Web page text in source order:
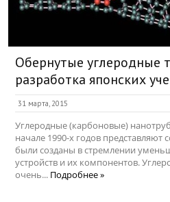
Обернутые углеродные
разработка японских
31 марта, 2015
Углеродные (карбоновые)
начале 1990-х годов
были созданы в стремлении
устройств и их компонентов.
очень... Подробнее »